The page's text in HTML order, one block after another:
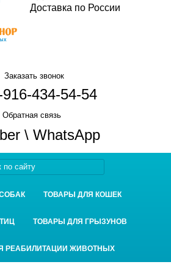
Доставка по России
Заказать звонок
916-434-54-54
Обратная связь
\ WhatsApp
ТОВАРЫ ДЛЯ КОШЕК
ТОВАРЫ ДЛЯ ГРЫЗУНОВ
РЕАБИЛИТАЦИИ ЖИВОТНЫХ